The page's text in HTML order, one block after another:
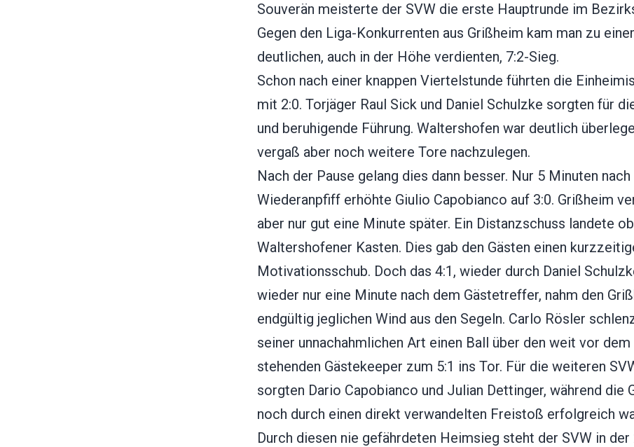
Souverän meisterte der SVW die erste Hauptrunde im
Gegen den Liga-Konkurrenten aus Grißheim kam man zu
deutlichen, auch in der Höhe verdienten, 7:2-Sieg.
Schon nach einer knappen Viertelstunde führten die
mit 2:0. Torjäger Raul Sick und Daniel Schulzke sorgten für
und beruhigende Führung. Waltershofen war deutlich
vergaß aber noch weitere Tore nachzulegen.
Nach der Pause gelang dies dann besser. Nur 5 Minuten nach
Wiederanpfiff erhöhte Giulio Capobianco auf 3:0. Grißheim
aber nur gut eine Minute später. Ein Distanzschuss landete
Waltershofener Kasten. Dies gab den Gästen einen
Motivationsschub. Doch das 4:1, wieder durch Daniel
wieder nur eine Minute nach dem Gästetreffer, nahm den
endgültig jeglichen Wind aus den Segeln. Carlo Rösler
seiner unnachahmlichen Art einen Ball über den weit vor dem
stehenden Gästekeeper zum 5:1 ins Tor. Für die weiteren
sorgten Dario Capobianco und Julian Dettinger, während die
noch durch einen direkt verwandelten Freistoß erfolgreich
Durch diesen nie gefährdeten Heimsieg steht der SVW in der